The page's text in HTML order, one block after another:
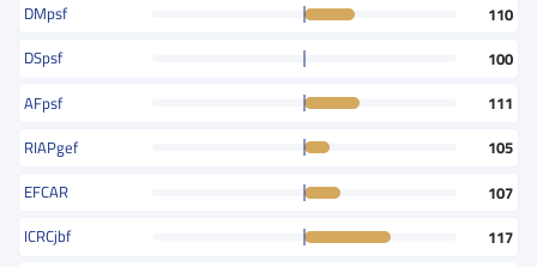
DMpsf
110
DSpsf
100
AFpsf
111
RIAPgef
105
EFCAR
107
ICRCjbf
117